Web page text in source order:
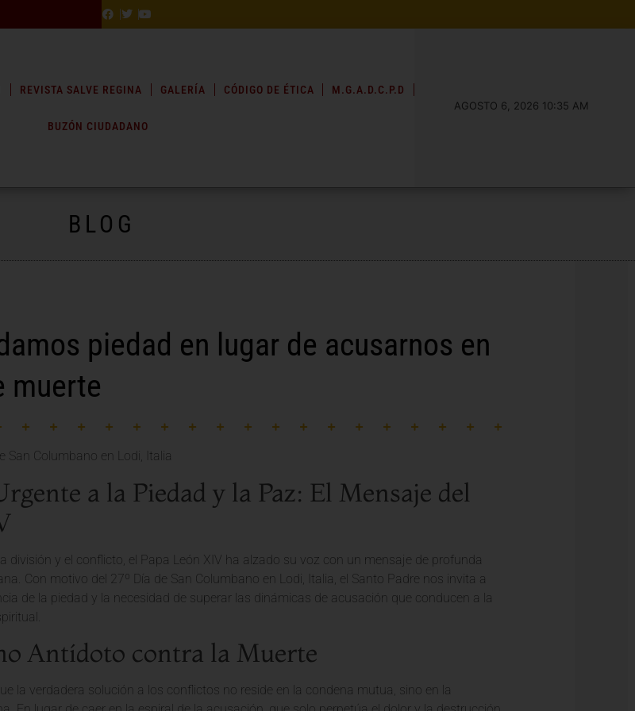
REVISTA SALVE REGINA GALERÍA CÓDIGO DE ÉTICA M.G.A.D.C.P.D
BUZÓN CIUDADANO
AGOSTO 6, 2026 10:35 AM
BLOG
piedad en lugar de acusarnos en
muerte
a la Piedad y la Paz: El Mensaje del
división y el conflicto, el Papa León XIV ha alzado su voz con un mensaje de profunda
Con motivo del 27º Día de San Columbano en Lodi, Italia, el Santo Padre nos invita a
de la piedad y la necesidad de superar las dinámicas de acusación que conducen a la
Antídoto contra la Muerte
la verdadera solución a los conflictos no reside en la condena mutua, sino en la